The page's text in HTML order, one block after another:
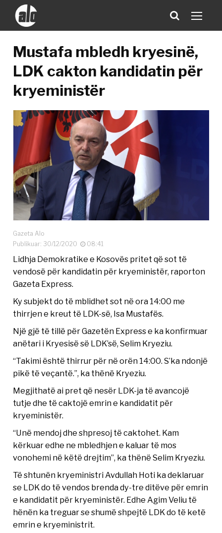
Mustafa mbledh kryesinë,
LDK cakton kandidatin për
kryeministër
Gazeta Alo
Publikuar: 30/12/2020
08:41
Lidhja Demokratike e Kosovës pritet që sot të
vendosë për kandidatin për kryeministër, raporton
Gazeta Express.
Ky subjekt do të mblidhet sot në ora 14:00 me
thirrjen e kreut të LDK-së, Isa Mustafës.
Një gjë të tillë për Gazetën Express e ka konfirmuar
anëtari i Kryesisë së LDK’së, Selim Kryeziu.
“Takimi është thirrur për në orën 14:00. S’ka ndonjë
pikë të veçantë.”, ka thënë Kryeziu.
Megjithatë ai pret që nesër LDK-ja të avancojë
tutje dhe të caktojë emrin e kandidatit për
kryeministër.
“Unë mendoj dhe shpresoj të caktohet. Kam
kërkuar edhe ne mbledhjen e kaluar të mos
vonohemi në këtë drejtim”, ka thënë Selim Kryeziu.
Të shtunën kryeministri Avdullah Hoti ka deklaruar
se LDK do të vendos brenda dy-tre ditëve për emrin
e kandidatit për kryeministër. Edhe Agim Veliu të
hënën ka treguar se shumë shpejtë LDK do të ketë
emrin e kryeministrit.